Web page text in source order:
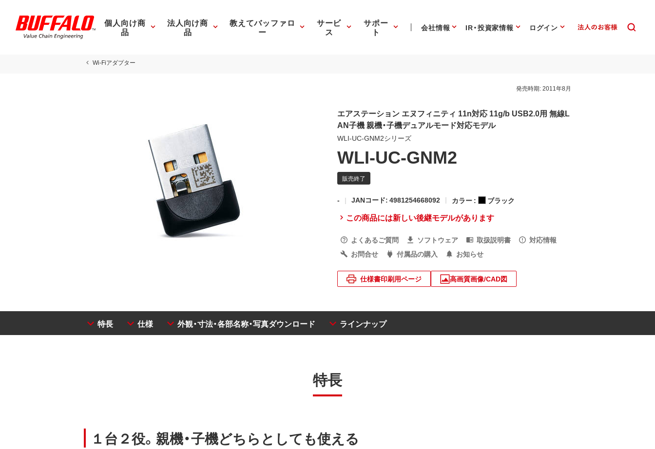
個人向け商
品
法人向け商
品
教えてバッファロ
ー
サービ
ス
サポー
ト 会社情報 IR・投資家情報 ログイン
Wi-Fiアダプター
発売時期:2011年8月
エアステーション エヌフィニティ 11n対応 11g/b USB2.0用 無線L
AN子機 親機・子機デュアルモード対応モデル
WLI-UC-GNM2シリーズ
WLI-UC-GNM2
- JANコード: 4981254668092 カラー : ブラック
この商品には新しい後継モデルがあります
よくあるご質問 ソフトウェア 取扱説明書
対応情報
お問合せ
付属品の購入 お知らせ
仕様書印刷用ページ 高画質画像/CAD図
特長 仕様 外観・寸法・各部名称・写真ダウンロード ラインナップ
特長
１台２役。親機・子機どちらとしても使える